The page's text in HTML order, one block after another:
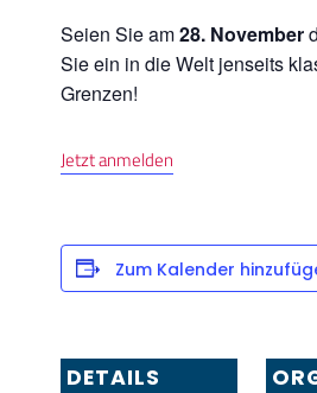
Seien Sie am28. November
Sie ein in die Welt jenseits
Grenzen!
Jetzt anmelden
Zum Kalender
DETAILS